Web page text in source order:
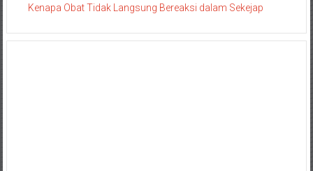
Kenapa Obat Tidak Langsung Bereaksi dalam Sekejap